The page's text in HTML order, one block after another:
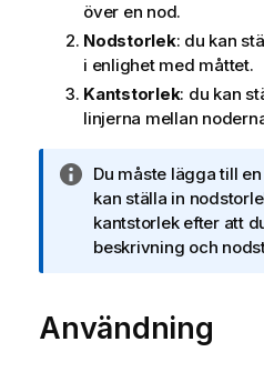
över en nod.
Nodstorlek: du kan
i enlighet med måttet.
Kantstorlek: du kan
linjerna mellan
A
n
t
e
n
Du måste lägga till
kan ställa in
kantstorlek efter att
beskrivning och
Användning